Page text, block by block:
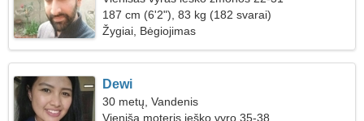
187 cm (6'2"), 83 kg (182 svarai)
Žygiai, Bėgiojimas
Dewi
30 metų, Vandenis
Vieniša moteris ieško vyro 35-38